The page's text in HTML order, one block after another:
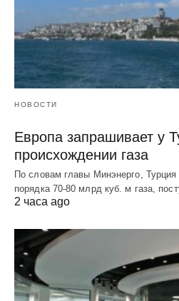
НОВОСТИ
Европа запрашивает у
происхождении газа
По словам главы Минэнерго, Турция
порядка 70-80 млрд куб. м газа,
2 часа ago